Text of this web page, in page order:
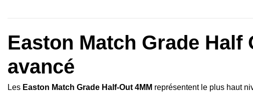
Easton Match Grade
avancé
Les Easton Match Grade Half-Out 4MM représentent le plus haut